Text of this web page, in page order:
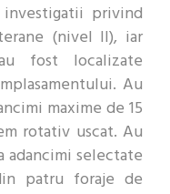
privind
(nivel II), iar
fost localizate
Au
maxime de 15
rotativ uscat. Au
selectate
patru foraje de